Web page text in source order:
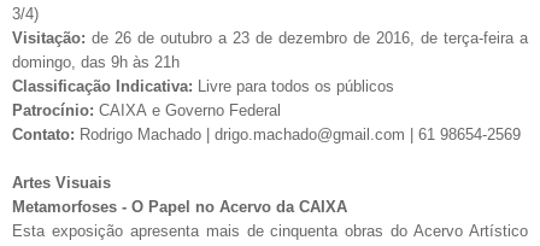
3/4)
Visitação: de 26 de outubro a 23 de dezembro de 2016, de terça-feira a
domingo, das 9h às 21h
Classificação Indicativa: Livre para todos os públicos
Patrocínio: CAIXA e Governo Federal
Contato: Rodrigo Machado | drigo.machado@gmail.com | 61 98654-2569
Artes Visuais
Metamorfoses - O Papel no Acervo da CAIXA
Esta exposição apresenta mais de cinquenta obras do Acervo Artístico